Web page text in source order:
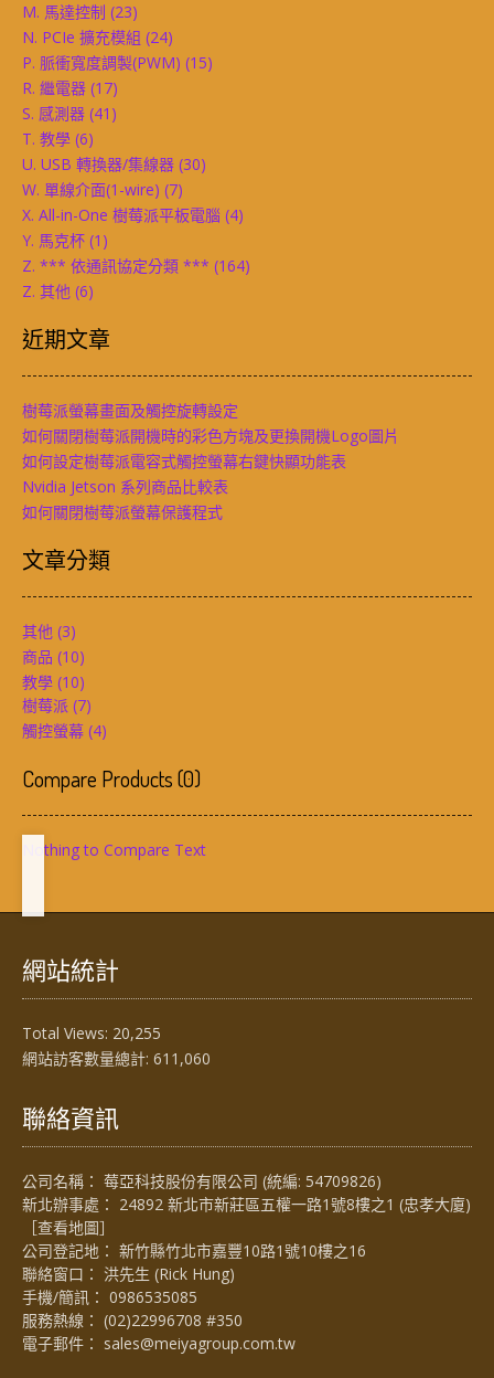
M. 馬達控制 (23)
N. PCIe 擴充模組 (24)
P. 脈衝寬度調製(PWM) (15)
R. 繼電器 (17)
S. 感測器 (41)
T. 教學 (6)
U. USB 轉換器/集線器 (30)
W. 單線介面(1-wire) (7)
X. All-in-One 樹莓派平板電腦 (4)
Y. 馬克杯 (1)
Z. *** 依通訊協定分類 *** (164)
Z. 其他 (6)
近期文章
樹莓派螢幕畫面及觸控旋轉設定
如何關閉樹莓派開機時的彩色方塊及更換開機Logo圖片
如何設定樹莓派電容式觸控螢幕右鍵快顯功能表
Nvidia Jetson 系列商品比較表
如何關閉樹莓派螢幕保護程式
文章分類
其他 (3)
商品 (10)
教學 (10)
樹莓派 (7)
觸控螢幕 (4)
Compare Products(0)
Nothing to Compare Text
網站統計
Total Views: 20,255
網站訪客數量總計: 611,060
聯絡資訊
公司名稱： 莓亞科技股份有限公司 (統編: 54709826)
新北辦事處： 24892 新北市新莊區五權一路1號8樓之1 (忠孝大廈)
［查看地圖］
公司登記地： 新竹縣竹北市嘉豐10路1號10樓之16
聯絡窗口： 洪先生 (Rick Hung)
手機/簡訊： 0986535085
服務熱線： (02)22996708 #350
電子郵件： sales@meiyagroup.com.tw